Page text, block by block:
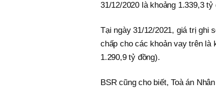
31/12/2020 là khoảng 1.339,3 tỷ
Tại ngày 31/12/2021, giá trị ghi
chấp cho các khoản vay trên là
1.290,9 tỷ đồng).
BSR cũng cho biết, Toà án